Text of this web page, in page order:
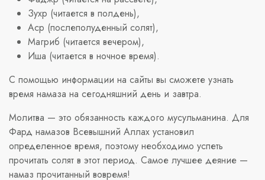
Зухр (читается в полдень),
Аср (послеполуденный солят),
Магриб (читается вечером),
Иша (читается в ночное время).
С помощью информации на сайты вы сможете узнать
время намаза на сегодняшний день и завтра.
Молитва — это обязанность каждого мусульманина. Для
Фард намазов Всевышний Аллах установил
определенное время, поэтому необходимо успеть
прочитать солят в этот период. Самое лучшее деяние —
намаз прочитанный вовремя!